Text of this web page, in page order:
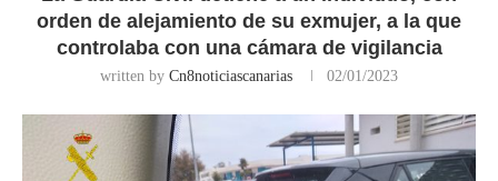
orden de alejamiento de su exmujer, a la que
controlaba con una cámara de vigilancia
written by Cn8noticiascanarias 02/01/2023